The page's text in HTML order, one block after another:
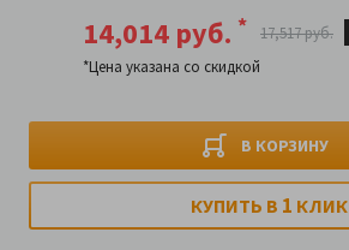
14,014 руб. *
*Цена указана со скидкой
17,517 руб.
В КОРЗИНУ
КУПИТЬ В 1 КЛИК